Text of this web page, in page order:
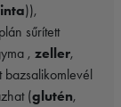
)),
sűrített
, zeller,
bazsalikomlevél
(glutén,